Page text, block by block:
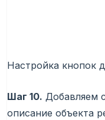
Настройка кнопок
Шаг 10. Добавляем
описание объекта